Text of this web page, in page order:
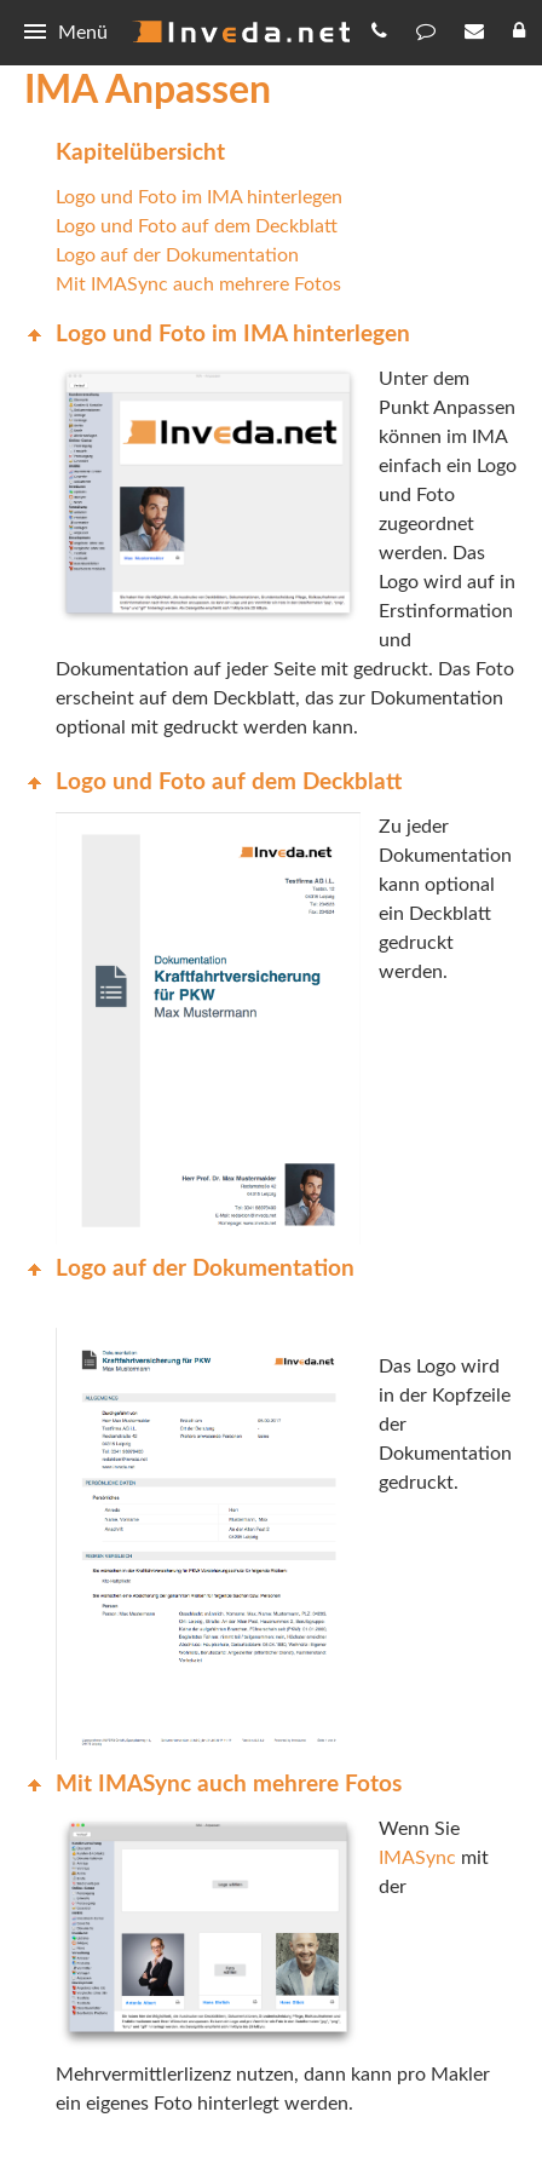
Menü
IMA
Tarifvergleich und Dokumentation
Anpassen
IMAFile
Digitale Antragsstrecke
Erklärvideos
Hilfe
IMASync
Kurzanleitung
Integration
Kunden-App
Download
Mailvorlagen
IMA+
Tarife
Allgemeines
Updates
IMASync
INEX
Kranken
Investment
Kontakt
Kontakt
Datenschutz
Onlinerechner
Rechenhelfer
IMA Anpassen
Kapitelübersicht
Logo und Foto im IMA hinterlegen
Logo und Foto auf dem Deckblatt
Logo auf der Dokumentation
Mit IMASync auch mehrere Fotos
Logo und Foto im IMA hinterlegen
Unter dem
Punkt Anpassen
können im IMA
einfach ein Logo
und Foto
zugeordnet
werden. Das
Logo wird auf in
Erstinformation
und
Dokumentation auf jeder Seite mit gedruckt. Das Foto
erscheint auf dem Deckblatt, das zur Dokumentation
optional mit gedruckt werden kann.
Logo und Foto auf dem Deckblatt
Zu jeder
Dokumentation
kann optional
ein Deckblatt
gedruckt
werden.
Logo auf der Dokumentation
Das Logo wird
in der Kopfzeile
der
Dokumentation
gedruckt.
Mit IMASync auch mehrere Fotos
Wenn Sie
IMASync mit
der
Mehrvermittlerlizenz nutzen, dann kann pro Makler
ein eigenes Foto hinterlegt werden.